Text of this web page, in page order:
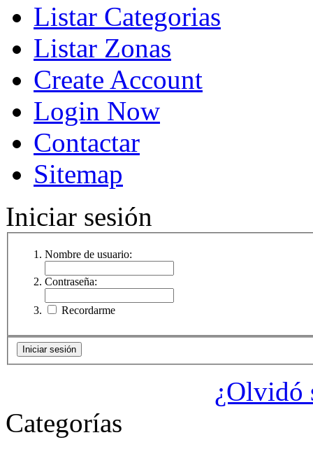
Listar Categorias
Listar Zonas
Create Account
Login Now
Contactar
Sitemap
Iniciar sesión
Nombre de usuario:
Contraseña:
Recordarme
¿Olvidó
Categorías